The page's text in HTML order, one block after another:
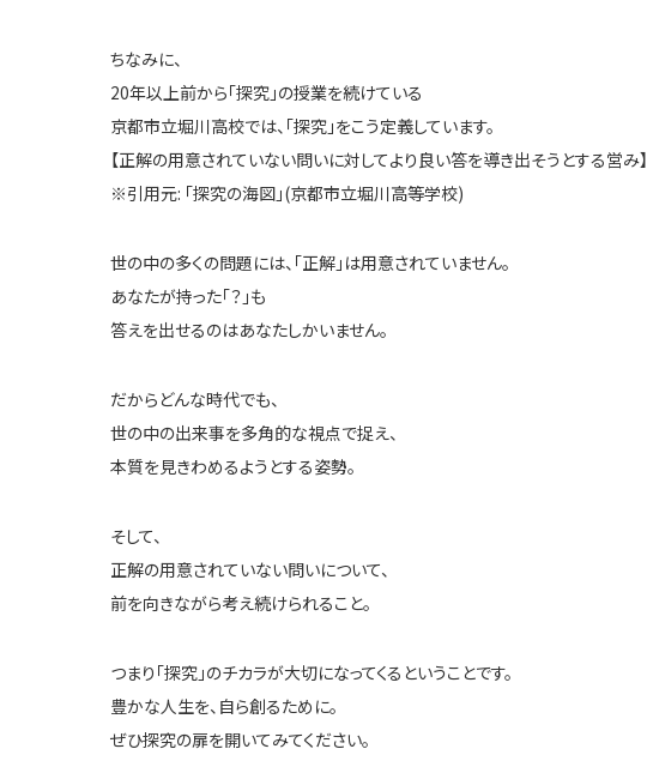
ちなみに、
20年以上前から「探究」の授業を続けている
京都市立堀川高校では、「探究」をこう定義しています。
【正解の用意されていない問いに対してより良い答を導き出そうとする営み】
※引用元: 「探究の海図」(京都市立堀川高等学校)
世の中の多くの問題には、「正解」は用意されていません。
あなたが持った「？」も
答えを出せるのはあなたしかいません。
だからどんな時代でも、
世の中の出来事を多角的な視点で捉え、
本質を見きわめるようとする姿勢。
そして、
正解の用意されていない問いについて、
前を向きながら考え続けられること。
つまり「探究」のチカラが大切になってくるということです。
豊かな人生を、自ら創るために。
ぜひ探究の扉を開いてみてください。